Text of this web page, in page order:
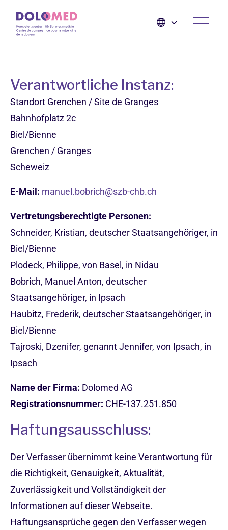
Verantwortliche Instanz:
Standort Grenchen / Site de Granges
Bahnhofplatz 2c
Biel/Bienne
Grenchen / Granges
Scheweiz
E-Mail: manuel.bobrich@szb-chb.ch
Vertretungsberechtigte Personen:
Schneider, Kristian, deutscher Staatsangehöriger, in
Biel/Bienne
Plodeck, Philippe, von Basel, in Nidau
Bobrich, Manuel Anton, deutscher
Staatsangehöriger, in Ipsach
Haubitz, Frederik, deutscher Staatsangehöriger, in
Biel/Bienne
Tajroski, Dzenifer, genannt Jennifer, von Ipsach, in
Ipsach
Name der Firma: Dolomed AG
Registrationsnummer: CHE-137.251.850
Haftungsausschluss:
Der Verfasser übernimmt keine Verantwortung für
die Richtigkeit, Genauigkeit, Aktualität,
Zuverlässigkeit und Vollständigkeit der
Informationen auf dieser Webseite.
Haftungsansprüche gegen den Verfasser wegen